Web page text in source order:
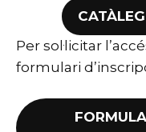
Per sol·licitar
formulari